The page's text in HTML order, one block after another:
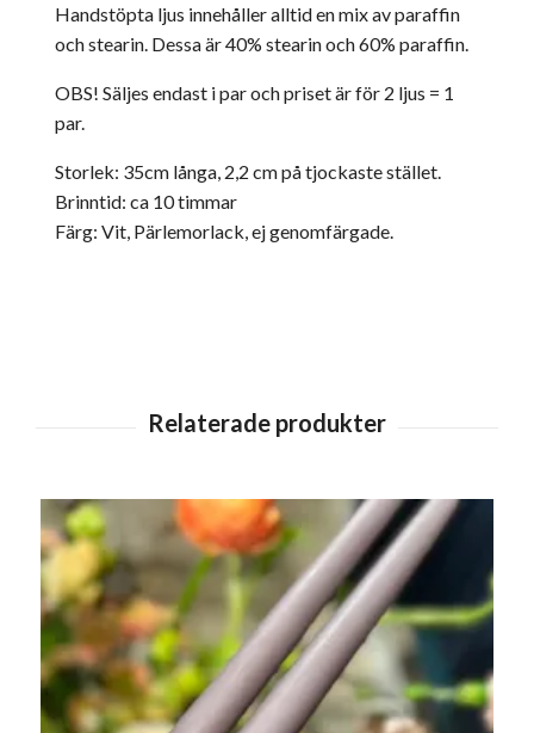
Handstöpta ljus innehåller alltid en mix av paraffin
och stearin. Dessa är 40% stearin och 60% paraffin.
OBS! Säljes endast i par och priset är för 2 ljus = 1
par.
Storlek: 35cm långa, 2,2 cm på tjockaste stället.
Brinntid: ca 10 timmar
Färg: Vit, Pärlemorlack, ej genomfärgade.